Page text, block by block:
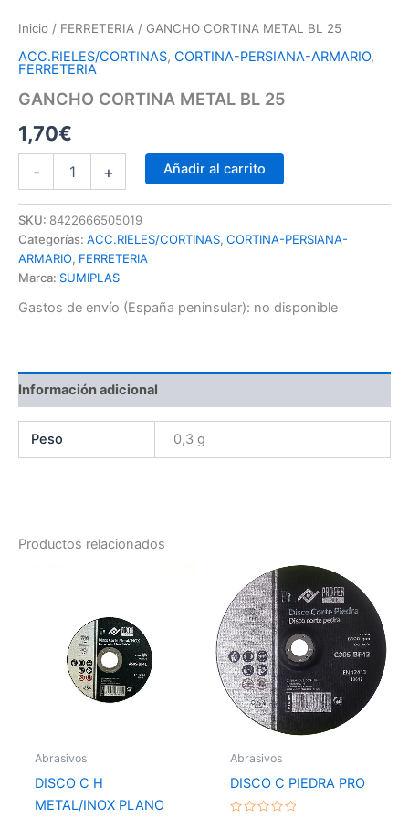
Inicio / FERRETERIA / GANCHO CORTINA METAL BL 25
ACC.RIELES/CORTINAS, CORTINA-PERSIANA-ARMARIO,
FERRETERIA
GANCHO CORTINA METAL BL 25
1,70€
- + Añadir al carrito
SKU: 8422666505019
Categorías: ACC.RIELES/CORTINAS, CORTINA-PERSIANA-
ARMARIO, FERRETERIA
Marca: SUMIPLAS
Gastos de envío (España peninsular): no disponible
Información adicional
Peso 0,3 g
Productos relacionados
Abrasivos
DISCO C H
METAL/INOX PLANO
Abrasivos
DISCO C PIEDRA PRO